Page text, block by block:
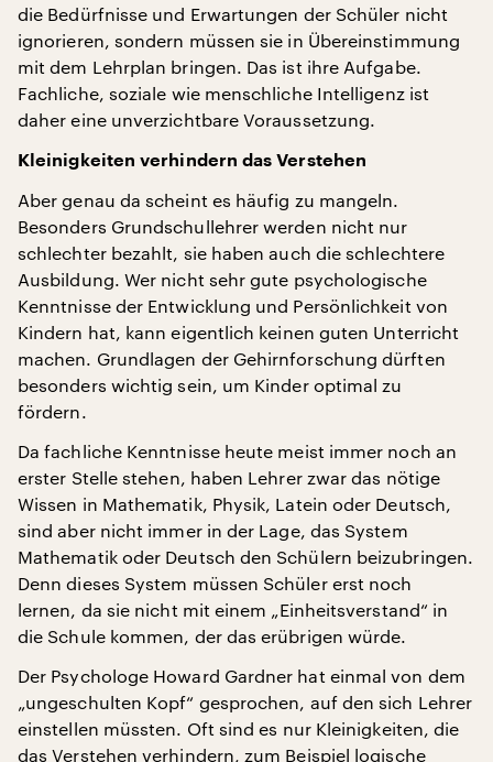
die Bedürfnisse und Erwartungen der Schüler nicht
ignorieren, sondern müssen sie in Übereinstimmung
mit dem Lehrplan bringen. Das ist ihre Aufgabe.
Fachliche, soziale wie menschliche Intelligenz ist
daher eine unverzichtbare Voraussetzung.
Kleinigkeiten verhindern das Verstehen
Aber genau da scheint es häufig zu mangeln.
Besonders Grundschullehrer werden nicht nur
schlechter bezahlt, sie haben auch die schlechtere
Ausbildung. Wer nicht sehr gute psychologische
Kenntnisse der Entwicklung und Persönlichkeit von
Kindern hat, kann eigentlich keinen guten Unterricht
machen. Grundlagen der Gehirnforschung dürften
besonders wichtig sein, um Kinder optimal zu
fördern.
Da fachliche Kenntnisse heute meist immer noch an
erster Stelle stehen, haben Lehrer zwar das nötige
Wissen in Mathematik, Physik, Latein oder Deutsch,
sind aber nicht immer in der Lage, das System
Mathematik oder Deutsch den Schülern beizubringen.
Denn dieses System müssen Schüler erst noch
lernen, da sie nicht mit einem „Einheitsverstand“ in
die Schule kommen, der das erübrigen würde.
Der Psychologe Howard Gardner hat einmal von dem
„ungeschulten Kopf“ gesprochen, auf den sich Lehrer
einstellen müssten. Oft sind es nur Kleinigkeiten, die
das Verstehen verhindern, zum Beispiel logische